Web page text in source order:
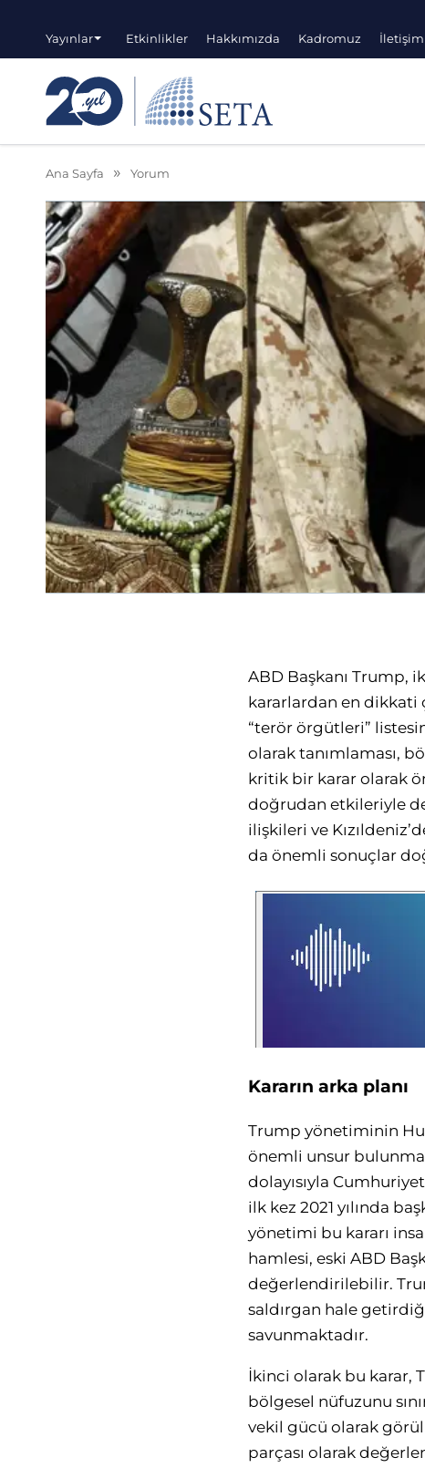
Yayınlar Etkinlikler Hakkımızda Kadromuz İletişim
Ana Sayfa Yorum
ABD Başkanı Trump,
kararlardan en dikkati
“terör örgütleri”
olarak tanımlaması,
kritik bir karar olarak
doğrudan etkileriyle
ilişkileri ve
da önemli sonuçlar
Kararın arka planı
Trump yönetiminin
önemli unsur
dolayısıyla
ilk kez 2021 yılında
yönetimi bu kararı
hamlesi, eski ABD
değerlendirilebilir.
saldırgan hale
savunmaktadır.
İkinci olarak bu karar,
bölgesel nüfuzunu
vekil gücü olarak
parçası olarak